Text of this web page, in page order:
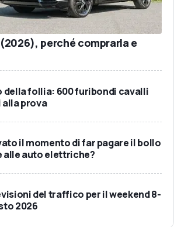
perché comprarla e
della follia: 600 furibondi cavalli
alla prova
il momento di far pagare il bollo
alle auto elettriche?
del traffico per il weekend 8-
2026